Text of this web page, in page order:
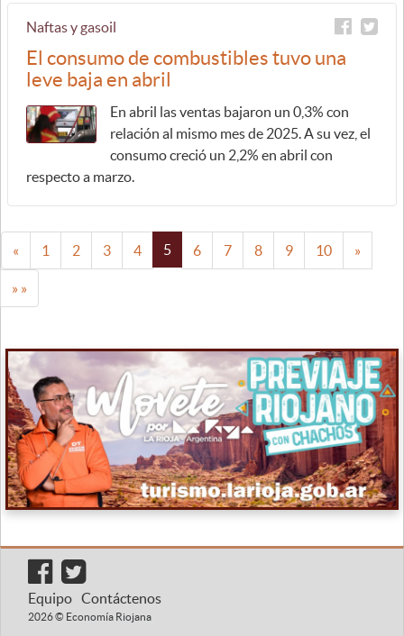
Naftas y gasoil
El consumo de combustibles tuvo una
leve baja en abril
En abril las ventas bajaron un 0,3% con
relación al mismo mes de 2025. A su vez, el
consumo creció un 2,2% en abril con
respecto a marzo.
« 1 2 3 4 5 6 7 8 9 10 »
» »
Equipo Contáctenos
2026 © Economía Riojana